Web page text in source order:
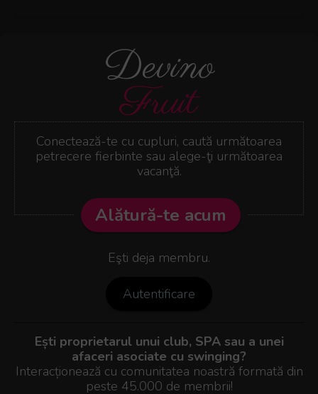
Devino
Fruit
Conectează-te cu cupluri, caută următoarea
petrecere fierbinte sau alege-ţi următoarea
vacanţă.
Alătură-te acum
Eşti deja membru.
Autentificare
Ești proprietarul unui club, SPA sau a unei
afaceri asociate cu swinging?
Interacționează cu comunitatea noastră formată din
peste 45.000 de membrii!